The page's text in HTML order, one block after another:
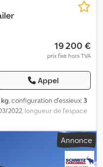
19 200 €
prix fixe hors TVA
Appel
kg, configuration d'essieux: 3
2022, longueur de l'espace
de l’espace de chargement:
2 780 mm, volume
, dimension des
, Année de construction:
: 6 208 kg, Certification DIN
Annonce